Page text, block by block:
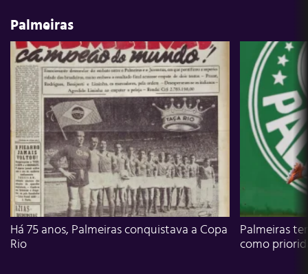
Palmeiras
Há 75 anos, Palmeiras conquistava a Copa
Rio
Palmeiras
como